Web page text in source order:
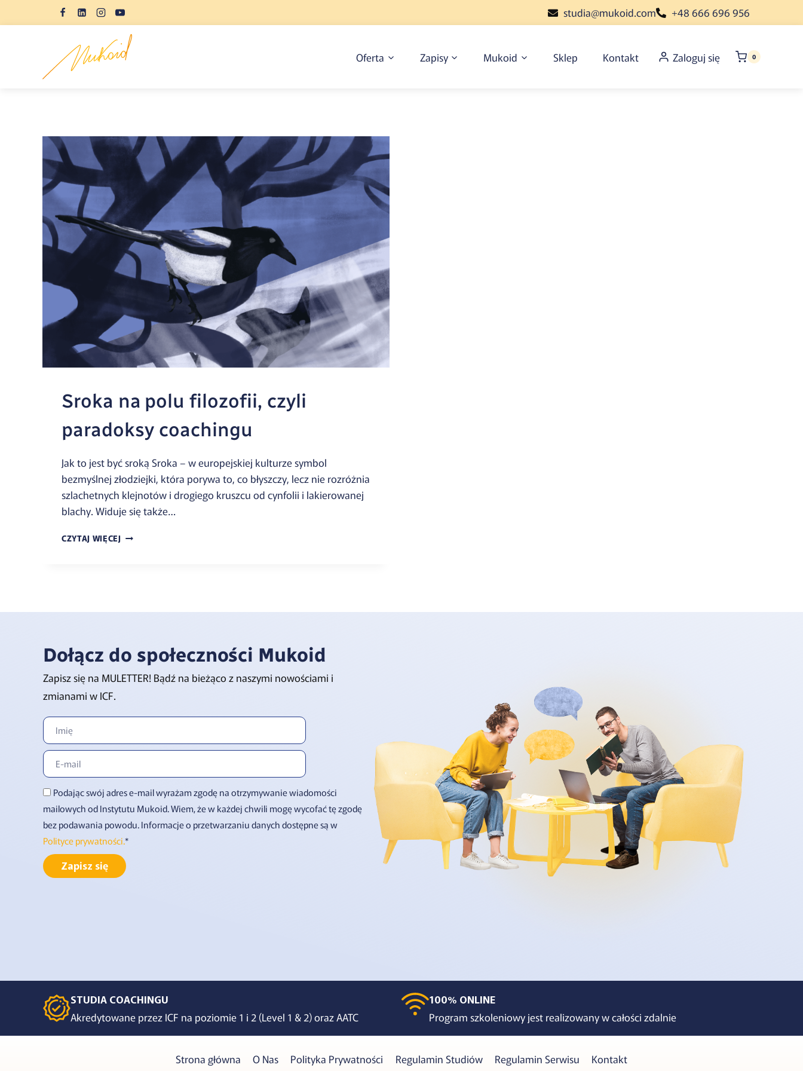
studia@mukoid.com +48 666 696 956
Oferta Zapisy Mukoid Sklep Kontakt Zaloguj się 0
Sroka na polu filozofii, czyli
paradoksy coachingu
Jak to jest być sroką Sroka – w europejskiej kulturze symbol
bezmyślnej złodziejki, która porywa to, co błyszczy, lecz nie rozróżnia
szlachetnych klejnotów i drogiego kruszcu od cynfolii i lakierowanej
blachy. Widuje się także…
CZYTAJ WIĘCEJ
Dołącz do społeczności Mukoid
Zapisz się na MULETTER! Bądź na bieżąco z naszymi nowościami i
zmianami w ICF.
Podając swój adres e-mail wyrażam zgodę na otrzymywanie wiadomości
mailowych od Instytutu Mukoid. Wiem, że w każdej chwili mogę wycofać tę zgodę
bez podawania powodu. Informacje o przetwarzaniu danych dostępne są w
Polityce prywatności.*
Zapisz się
STUDIA COACHINGU
Akredytowane przez ICF na poziomie 1 i 2 (Level 1 & 2) oraz AATC
100% ONLINE
Program szkoleniowy jest realizowany w całości zdalnie
Strona główna O Nas Polityka Prywatności Regulamin Studiów Regulamin Serwisu Kontakt